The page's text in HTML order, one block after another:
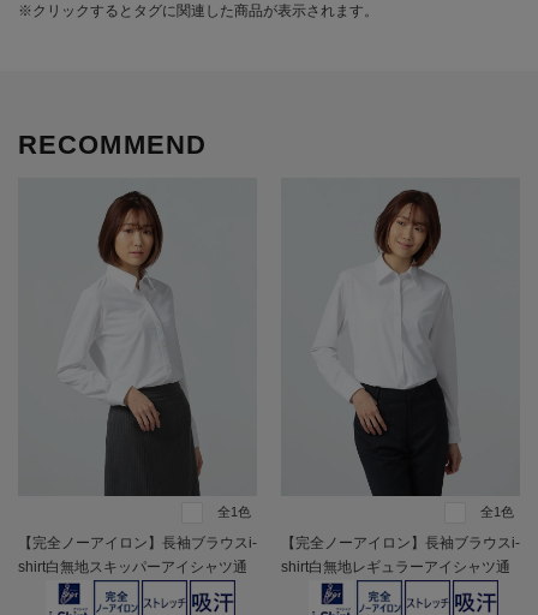
※クリックするとタグに関連した商品が表示されます。
RECOMMEND
全1色
【完全ノーアイロン】長袖ブラウスi-
shirt白無地スキッパーアイシャツ通
年【レディース】
全1色
【完全ノーアイロン】長袖ブラウスi-
shirt白無地レギュラーアイシャツ通
年【レディース】